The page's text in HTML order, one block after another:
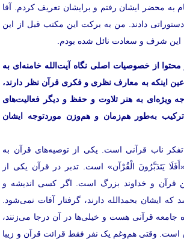
به محضر ایشان رفتم و برایشان تعریف کردم. آقا
دادند. من به برکت این مکتب قبل از این
این شرف و سعادت نائل شده بودم.
از خصوصیات اصلی نگاه آیت‌الله خامنه‌ای به
اینکه به معارف نظری و فکری قرآن نظر دارند،
ویژه‌ای به هنر تلاوت و حفظ و دیگر فعالیت‌های
ترکیب به‌طور هم‌زمان و هم‌وزن موردتوجه ایشان
تفکر ناب قرآنی است. یکی از توصیه‌های قرآن به
یَتَدَبَّرُونَ الْقُرْآن» است. تدبر در قرآن یکی از
قرآن و خداوند بزرگ است. اگر کسی اندیشه و
که ایشان بحمدالله دارند، گرفتار آفات نمی‌شود.
جامعه‌ قرآنی هست و خیلی‌ها در آن درجا می‌زنند،
وقتی هم‌وغم یک نفر فقط قرائت قرآن و زیبا